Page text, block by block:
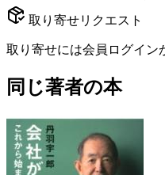
取り寄せリクエスト
取り寄せには会員ログイン
同じ著者の本